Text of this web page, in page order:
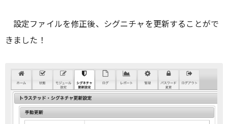
設定ファイルを修正後、シグニチャを更新することがで
きました！